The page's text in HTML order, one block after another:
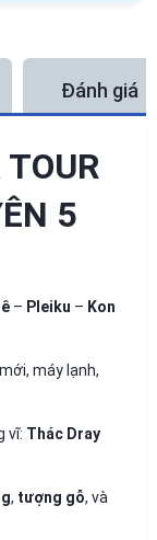
Đánh giá
5
– Pleiku – Kon
máy lạnh,
vĩ: Thác Dray
, tượng gỗ, và